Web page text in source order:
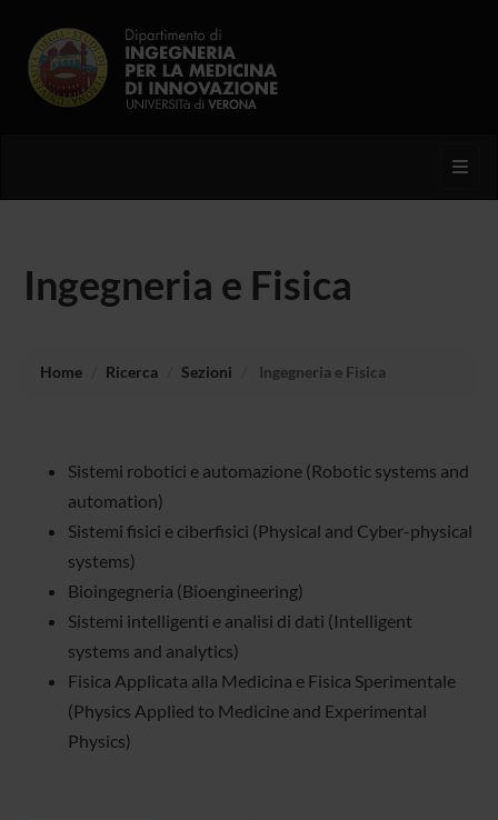
Ingegneria e Fisica
Home Ricerca Sezioni Ingegneria e Fisica
Sistemi robotici e automazione (Robotic systems and
automation)
Sistemi fisici e ciberfisici (Physical and Cyber-physical
systems)
Bioingegneria (Bioengineering)
Sistemi intelligenti e analisi di dati (Intelligent
systems and analytics)
Fisica Applicata alla Medicina e Fisica Sperimentale
(Physics Applied to Medicine and Experimental
Physics)